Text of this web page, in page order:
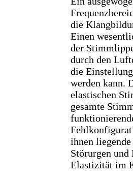
die
Einen
der
durch den
die
werden kann.
elastischen
gesamte
ihnen
Störurgen und
Elastizität im